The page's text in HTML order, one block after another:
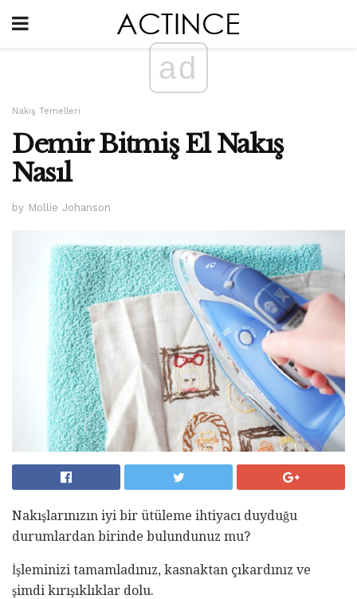
ad
Nakış Temelleri
Demir Bitmiş El Nakış
Nasıl
by Mollie Johanson
Nakışlarınızın iyi bir ütüleme ihtiyacı duyduğu
durumlardan birinde bulundunuz mu?
İşleminizi tamamladınız, kasnaktan çıkardınız ve
şimdi kırışıklıklar dolu.